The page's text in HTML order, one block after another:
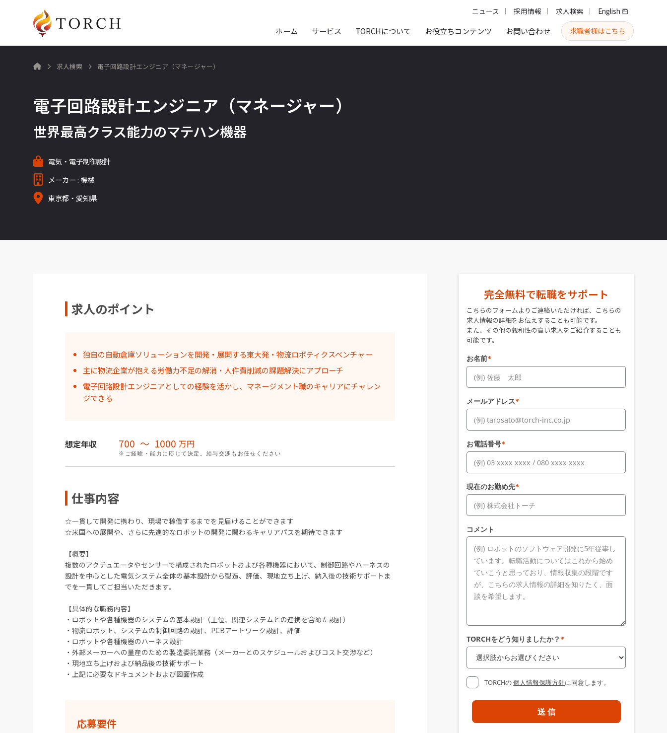
ニュース 採用情報 求人検索 English
ホーム サービス TORCHについて お役立ちコンテンツ お問い合わせ 求職者様はこちら
 求人検索 電子回路設計エンジニア（マネージャー）
電子回路設計エンジニア（マネージャー）
世界最高クラス能力のマテハン機器
電気・電子制御設計
メーカー : 機械
東京都・愛知県
求人のポイント
独自の自動倉庫ソリューションを開発・展開する東大発・物流ロボティクスベンチャー
主に物流企業が抱える労働力不足の解消・人件費削減の課題解決にアプローチ
電子回路設計エンジニアとしての経験を活かし、マネージメント職のキャリアにチャレン
ジできる
想定年収 700 〜 1000 万円
※ご経験・能力に応じて決定。給与交渉もお任せください
仕事内容
☆一貫して開発に携わり、現場で稼働するまでを見届けることができます
☆米国への展開や、さらに先進的なロボットの開発に関わるキャリアパスを期待できます
【概要】
複数のアクチュエータやセンサーで構成されたロボットおよび各種機器において、制御回路やハーネスの
設計を中心とした電気システム全体の基本設計から製造、評価、現地立ち上げ、納入後の技術サポートま
でを一貫してご担当いただきます。
【具体的な職務内容】
・ロボットや各種機器のシステムの基本設計（上位、関連システムとの連携を含めた設計）
・物流ロボット、システムの制御回路の設計、PCBアートワーク設計、評価
・ロボットや各種機器のハーネス設計
・外部メーカーへの量産のための製造委託業務（メーカーとのスケジュールおよびコスト交渉など）
・現地立ち上げおよび納品後の技術サポート
・上記に必要なドキュメントおよび図面作成
応募要件
完全無料で転職をサポート
こちらのフォームよりご連絡いただければ、こちらの
求人情報の詳細をお伝えすることも可能です。
また、その他の親和性の高い求人をご紹介することも
可能です。
お名前*
メールアドレス*
お電話番号*
現在のお勤め先*
コメント
TORCHをどう知りましたか？ *
TORCHの個人情報保護方針に同意します。